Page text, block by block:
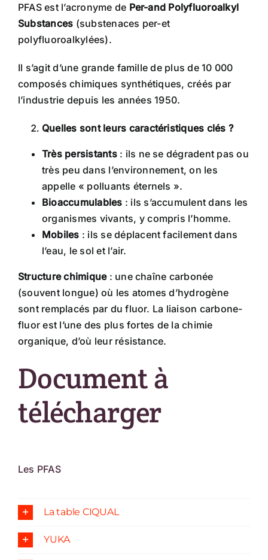
PFAS est l’acronyme de Per-and Polyfluoroalkyl
Substances (substenaces per-et
polyfluoroalkylées).
Il s’agit d’une grande famille de plus de 10 000
composés chimiques synthétiques, créés par
l’industrie depuis les années 1950.
Quelles sont leurs caractéristiques clés ?
Très persistants: ils ne se dégradent pas ou
très peu dans l’environnement, on les
appelle « polluants éternels ».
Bioaccumulables : ils s’accumulent dans les
organismes vivants, y compris l’homme.
Mobiles : ils se déplacent facilement dans
l’eau, le sol et l’air.
Structure chimique : une chaîne carbonée
(souvent longue) où les atomes d’hydrogène
sont remplacés par du fluor. La liaison carbone-
fluor est l’une des plus fortes de la chimie
organique, d’où leur résistance.
Document à
télécharger
Les PFAS
La table CIQUAL
YUKA